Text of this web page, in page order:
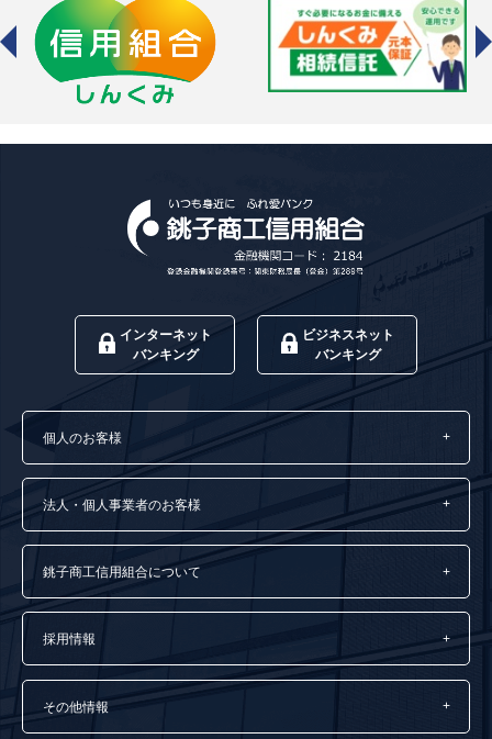
インターネット
バンキング
ビジネスネット
バンキング
個人のお客様
法人・個人事業者のお客様
銚子商工信用組合について
採用情報
その他情報